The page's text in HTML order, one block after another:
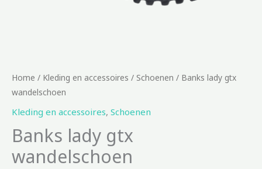
Home / Kleding en accessoires / Schoenen / Banks lady gtx
wandelschoen
Kleding en accessoires, Schoenen
Banks lady gtx
wandelschoen